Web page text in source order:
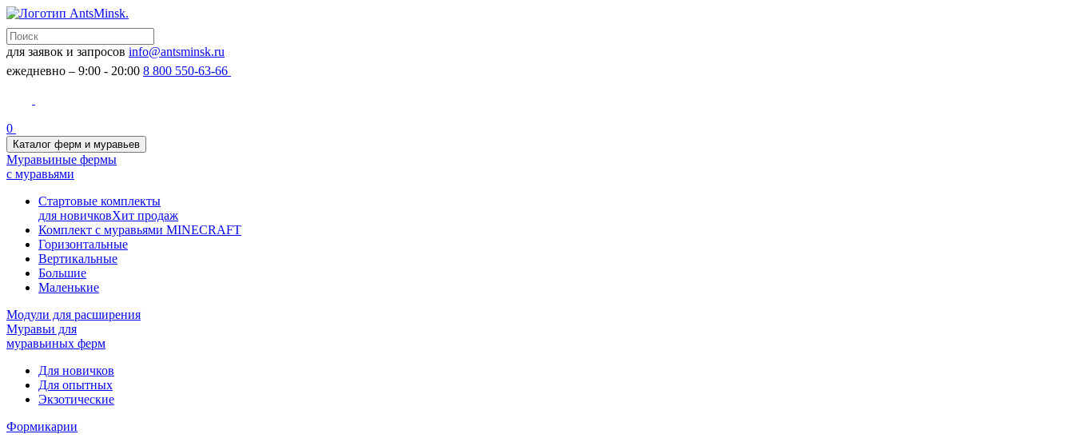
для заявок и запросов info@antsminsk.ru
ежедневно – 9:00 - 20:00 8 800 550-63-66
0
Каталог ферм и муравьев
Муравьиные фермы
с муравьями
Стартовые комплекты
для новичковХит продаж
Комплект с муравьями MINECRAFT
Горизонтальные
Вертикальные
Большие
Маленькие
Модули для расширения
Муравьи для
муравьиных ферм
Для новичков
Для опытных
Экзотические
Формикарии